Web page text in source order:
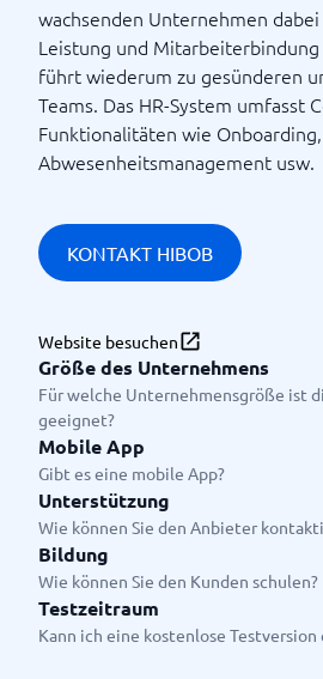
wachsenden Unternehmen
Leistung und Mitarbeiterbindung
führt wiederum zu gesünderen
Teams. Das HR-System umfasst
Funktionalitäten wie
Abwesenheitsmanagement usw.
KONTAKT HIBOB
Website besuchen
Größe des Unternehmens
Für welche Unternehmensgröße ist
geeignet?
Mobile App
Gibt es eine mobile App?
Unterstützung
Wie können Sie den Anbieter
Bildung
Wie können Sie den Kunden schulen?
Testzeitraum
Kann ich eine kostenlose Testversion